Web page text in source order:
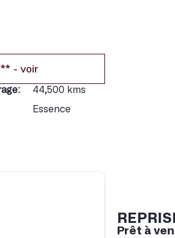
332 *** *** - voir
44,500 kms
Essence
Prêt à